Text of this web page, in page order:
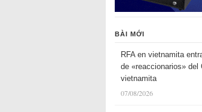
BÀI MỚI
RFA en vietnamita
de «reaccionarios» del
vietnamita
07/08/2026